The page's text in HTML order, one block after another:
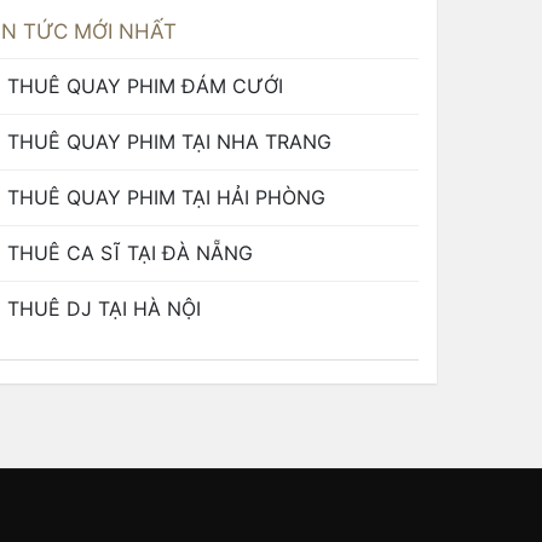
TỨC MỚI NHẤT
THUÊ QUAY PHIM ĐÁM CƯỚI
THUÊ QUAY PHIM TẠI NHA TRANG
THUÊ QUAY PHIM TẠI HẢI PHÒNG
THUÊ CA SĨ TẠI ĐÀ NẴNG
THUÊ DJ TẠI HÀ NỘI